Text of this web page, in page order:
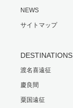
NEWS
サイトマップ
DESTINATIONS
渡名喜遠征
慶良間
粟国遠征